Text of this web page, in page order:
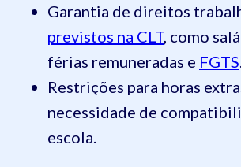
Garantia de direitos
previstos na CLT, como
férias remuneradas e FGTS
Restrições para horas
necessidade de
escola.